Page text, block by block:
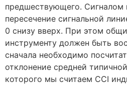
предшествующего. Сигналом
пересечение сигнальной
0 снизу вверх. При этом
инструменту должен быть
сначала необходимо
отклонение средней
которого мы считаем CCI